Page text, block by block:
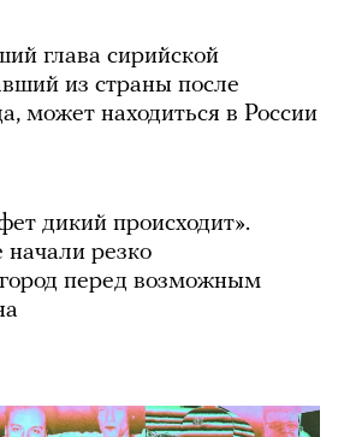
глава сирийской
из страны после
может находиться в России
дикий происходит».
резко
перед возможным